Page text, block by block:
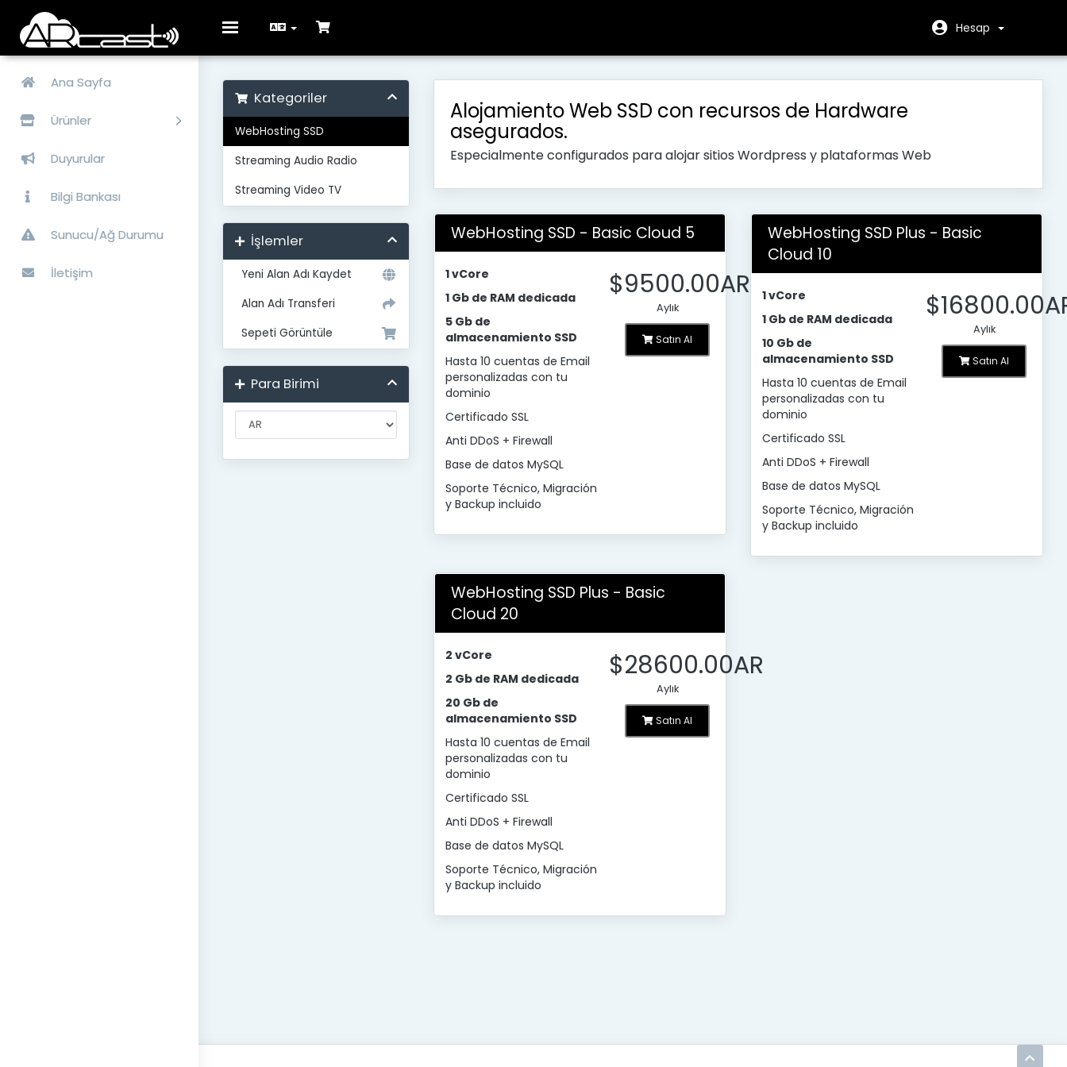
Toggle
Hesap
Ana Sayfa
Ürünler
Duyurular
Bilgi Bankası
Sunucu/Ağ Durumu
İletişim
Alojamiento Web SSD con recursos de Hardware
asegurados.
Especialmente configurados para alojar sitios Wordpress y plataformas Web
Kategoriler
WebHosting SSD
Streaming Audio Radio
Streaming Video TV
İşlemler
Yeni Alan Adı Kaydet
Alan Adı Transferi
Sepeti Görüntüle
Para Birimi
WebHosting SSD - Basic Cloud 5
1 vCore
1 Gb de RAM dedicada
5 Gb de
almacenamiento SSD
Hasta 10 cuentas de Email
personalizadas con tu
dominio
Certificado SSL
Anti DDoS + Firewall
Base de datos MySQL
Soporte Técnico, Migración
y Backup incluido
$9500.00AR
Aylık
Satın Al
WebHosting SSD Plus - Basic
Cloud 10
1 vCore
1 Gb de RAM dedicada
10 Gb de
almacenamiento SSD
Hasta 10 cuentas de Email
personalizadas con tu
dominio
Certificado SSL
Anti DDoS + Firewall
Base de datos MySQL
Soporte Técnico, Migración
y Backup incluido
Aylık
Satın Al
WebHosting SSD Plus - Basic
Cloud 20
2 vCore
2 Gb de RAM dedicada
20 Gb de
almacenamiento SSD
Hasta 10 cuentas de Email
personalizadas con tu
dominio
Certificado SSL
Anti DDoS + Firewall
Base de datos MySQL
Soporte Técnico, Migración
y Backup incluido
$28600.00AR
Aylık
Satın Al